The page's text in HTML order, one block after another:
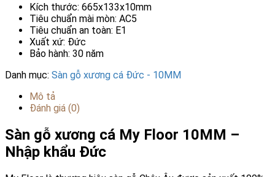
Kích thước: 665x133x10mm
Tiêu chuẩn mài mòn: AC5
Tiêu chuẩn an toàn: E1
Xuất xứ: Đức
Bảo hành: 30 năm
Danh mục: Sàn gỗ xương cá Đức - 10MM
Mô tả
Đánh giá (0)
Sàn gỗ xương cá My Floor 10MM –
Nhập khẩu Đức